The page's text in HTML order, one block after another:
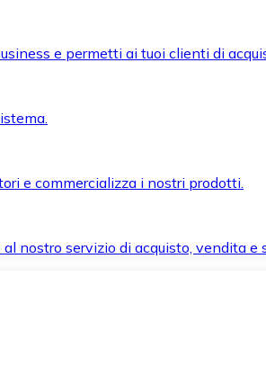
e permetti ai tuoi clienti di
e commercializza i nostri prodotti.
nostro servizio di acquisto, vendita e